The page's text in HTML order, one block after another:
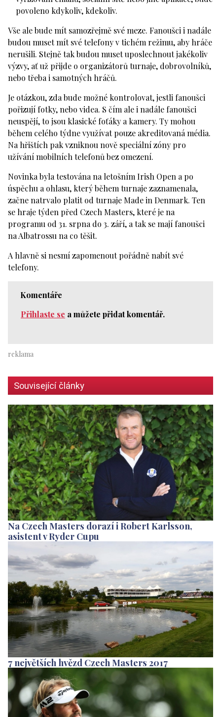
povoleno kdykoliv, kdekoliv.
Vše ale bude mít samozřejmě své meze. Fanoušci i nadále
budou muset mít své telefony v tichém režimu, aby hráče
nerušili. Stejně tak budou muset uposlechnout jakékoliv
výzvy, ať už přijde o organizátorů turnaje, dobrovolníků,
nebo třeba i samotných hráčů.
Je otázkou, zda bude možné kontrolovat, jestli fanoušci
pořizují fotky, nebo videa. S čím ale i nadále fanoušci
neuspějí, to jsou klasické foťáky a kamery. Ty mohou
během celého týdne využívat pouze akreditovaná média.
Na hřištích pak vzniknou nově speciální zóny pro
užívání mobilních telefonů bez omezení.
Novinka byla testována na letošním Irish Open a po
úspěchu a ohlasu, který během turnaje zaznamenala,
začne natrvalo platit od turnaje Made in Denmark. Ten
se hraje týden před Czech Masters, které je na
programu od 31. srpna do 3. září, a tak se mají fanoušci
na Albatrossu na co těšit.
A hlavně si nesmí zapomenout pořádně nabít své
telefony.
Komentáře
Přihlaste se a můžete přidat komentář.
Související články
Na Czech Masters dorazí i Robert Karlsson,
asistent v Ryder Cupu
7 největších hvězd Czech Masters 2017